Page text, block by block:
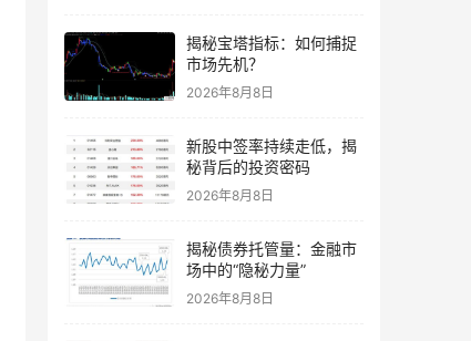
揭秘宝塔指标：如何捕捉
市场先机？
2026年8月8日
新股中签率持续走低，揭
秘背后的投资密码
2026年8月8日
揭秘债券托管量：金融市
场中的“隐秘力量”
2026年8月8日